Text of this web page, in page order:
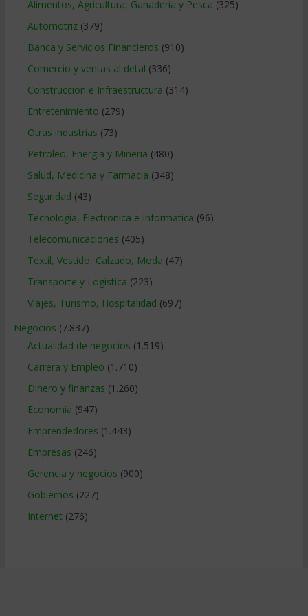
Alimentos, Agricultura, Ganaderia y Pesca (325)
Automotriz(379)
Banca y Servicios Financieros (910)
Comercio y ventas al detal (336)
Construccion e Infraestructura (314)
Entretenimiento (279)
Otras industrias (73)
Petroleo, Energia y Mineria (480)
Salud, Medicina y Farmacia (348)
Seguridad (43)
Tecnologia, Electronica e Informatica (96)
Telecomunicaciones (405)
Textil, Vestido, Calzado, Moda (47)
Transporte y Logistica (223)
Viajes, Turismo, Hospitalidad (697)
Negocios (7.837)
Actualidad de negocios (1.519)
Carrera y Empleo (1.710)
Dinero y finanzas (1.260)
Economía (947)
Emprendedores (1.443)
Empresas (246)
Gerencia y negocios (900)
Gobiernos (227)
Internet (276)